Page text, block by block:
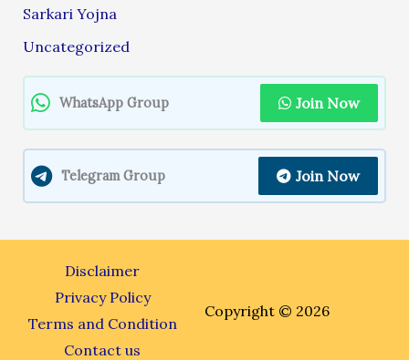
Sarkari Yojna
Uncategorized
WhatsApp Group Join Now
Telegram Group Join Now
Disclaimer
Privacy Policy
Terms and Condition
Contact us
Copyright © 2026